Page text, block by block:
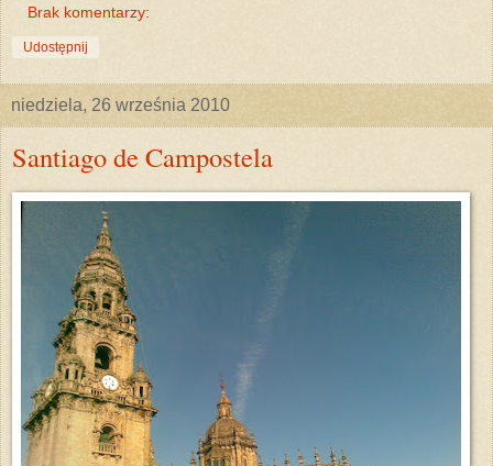
Brak komentarzy:
Udostępnij
niedziela, 26 września 2010
Santiago de Campostela